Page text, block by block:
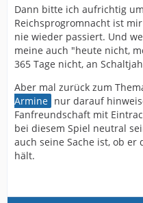
Dann bitte ich aufrichtig
Reichsprogromnacht ist
nie wieder passiert. Und
meine auch "heute nicht,
365 Tage nicht, an
Aber mal zurück zum
Armine nur darauf
Fanfreundschaft mit
bei diesem Spiel neutral
auch seine Sache ist, ob
hält.